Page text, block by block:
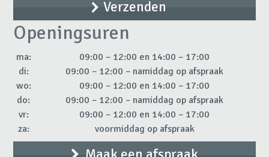
Openingsuren
ma:
09:00 – 12:00 en 14:00 – 17:00
di:
09:00 – 12:00 – namiddag op afspraak
wo:
09:00 – 12:00 en 14:00 – 17:00
do:
09:00 – 12:00 – namiddag op afspraak
vr:
09:00 – 12:00 en 14:00 – 17:00
za:
voormiddag op afspraak